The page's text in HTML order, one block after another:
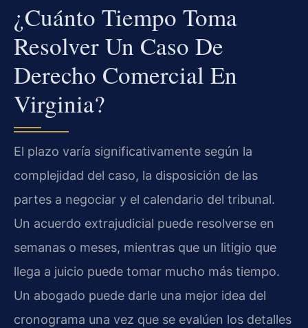
¿Cuánto Tiempo Toma
Resolver Un Caso De
Derecho Comercial En
Virginia?
El plazo varía significativamente según la
complejidad del caso, la disposición de las
partes a negociar y el calendario del tribunal.
Un acuerdo extrajudicial puede resolverse en
semanas o meses, mientras que un litigio que
llega a juicio puede tomar mucho más tiempo.
Un abogado puede darle una mejor idea del
cronograma una vez que se evalúen los detalles